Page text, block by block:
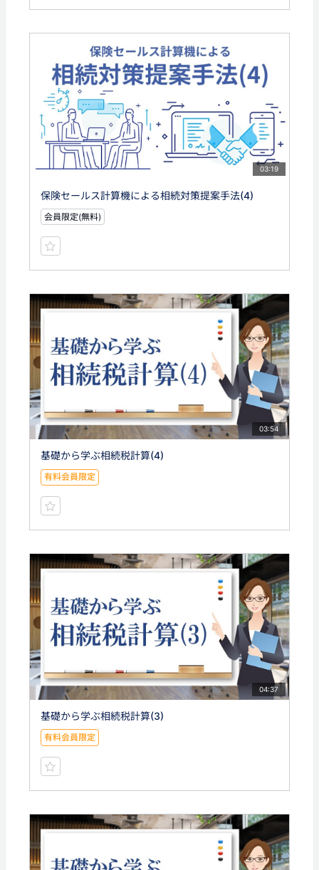
03:19
保険セールス計算機による相続対策提案手法(4)
会員限定(無料)
03:54
基礎から学ぶ相続税計算(4)
有料会員限定
04:37
基礎から学ぶ相続税計算(3)
有料会員限定